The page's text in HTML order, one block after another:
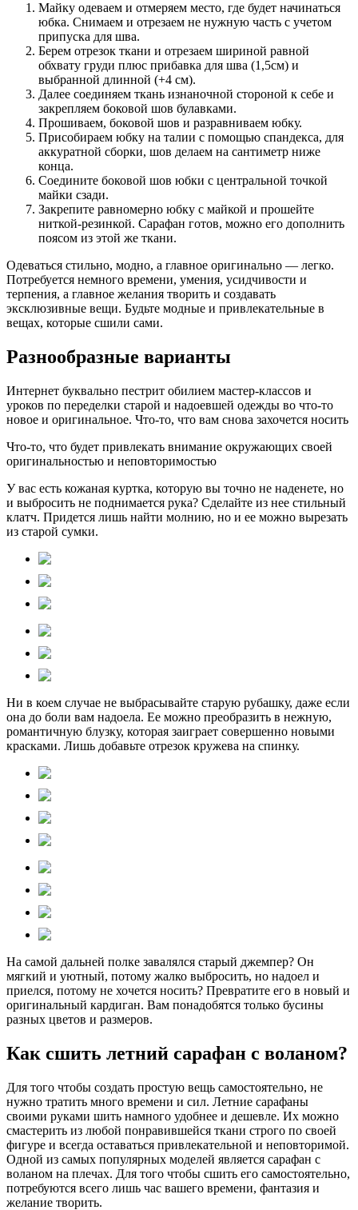
Майку одеваем и отмеряем место, где будет начинаться
юбка. Снимаем и отрезаем не нужную часть с учетом
припуска для шва.
Берем отрезок ткани и отрезаем шириной равной
обхвату груди плюс прибавка для шва (1,5см) и
выбранной длинной (+4 см).
Далее соединяем ткань изнаночной стороной к себе и
закрепляем боковой шов булавками.
Прошиваем, боковой шов и разравниваем юбку.
Присобираем юбку на талии с помощью спандекса, для
аккуратной сборки, шов делаем на сантиметр ниже
конца.
Соедините боковой шов юбки с центральной точкой
майки сзади.
Закрепите равномерно юбку с майкой и прошейте
ниткой-резинкой. Сарафан готов, можно его дополнить
поясом из этой же ткани.
Одеваться стильно, модно, а главное оригинально — легко.
Потребуется немного времени, умения, усидчивости и
терпения, а главное желания творить и создавать
эксклюзивные вещи. Будьте модные и привлекательные в
вещах, которые сшили сами.
Разнообразные варианты
Интернет буквально пестрит обилием мастер-классов и
уроков по переделки старой и надоевшей одежды во что-то
новое и оригинальное. Что-то, что вам снова захочется носить
Что-то, что будет привлекать внимание окружающих своей
оригинальностью и неповторимостью
У вас есть кожаная куртка, которую вы точно не наденете, но
и выбросить не поднимается рука? Сделайте из нее стильный
клатч. Придется лишь найти молнию, но и ее можно вырезать
из старой сумки.
Ни в коем случае не выбрасывайте старую рубашку, даже если
она до боли вам надоела. Ее можно преобразить в нежную,
романтичную блузку, которая заиграет совершенно новыми
красками. Лишь добавьте отрезок кружева на спинку.
На самой дальней полке завалялся старый джемпер? Он
мягкий и уютный, потому жалко выбросить, но надоел и
приелся, потому не хочется носить? Превратите его в новый и
оригинальный кардиган. Вам понадобятся только бусины
разных цветов и размеров.
Как сшить летний сарафан с воланом?
Для того чтобы создать простую вещь самостоятельно, не
нужно тратить много времени и сил. Летние сарафаны
своими руками шить намного удобнее и дешевле. Их можно
смастерить из любой понравившейся ткани строго по своей
фигуре и всегда оставаться привлекательной и неповторимой.
Одной из самых популярных моделей является сарафан с
воланом на плечах. Для того чтобы сшить его самостоятельно,
потребуются всего лишь час вашего времени, фантазия и
желание творить.